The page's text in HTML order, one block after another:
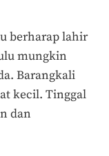
berharap lahir
mungkin
Barangkali
kecil. Tinggal
dan